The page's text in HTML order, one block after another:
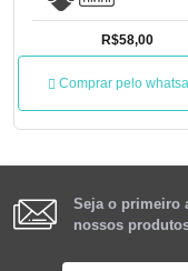
R$58,00
Comprar pelo
Seja o primeiro
nossos produtos